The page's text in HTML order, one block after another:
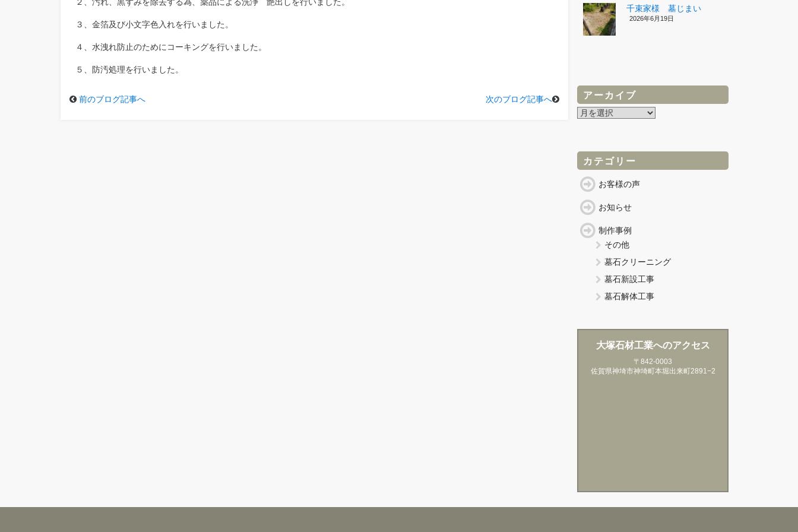
２、汚れ、黒ずみを除去する為、薬品による洗浄 艶出しを行いました。
３、金箔及び小文字色入れを行いました。
４、水洩れ防止のためにコーキングを行いました。
５、防汚処理を行いました。
前のブログ記事へ 次のブログ記事へ
千束家様 墓じまい
2026年6月19日
アーカイブ
ア
ブカテゴリー
お客様の声
お知らせ
制作事例
その他
墓石クリーニング
墓石新設工事
墓石解体工事
大塚石材工業へのアクセス
〒842-0003
佐賀県神埼市神埼町本堀出来町2891−2